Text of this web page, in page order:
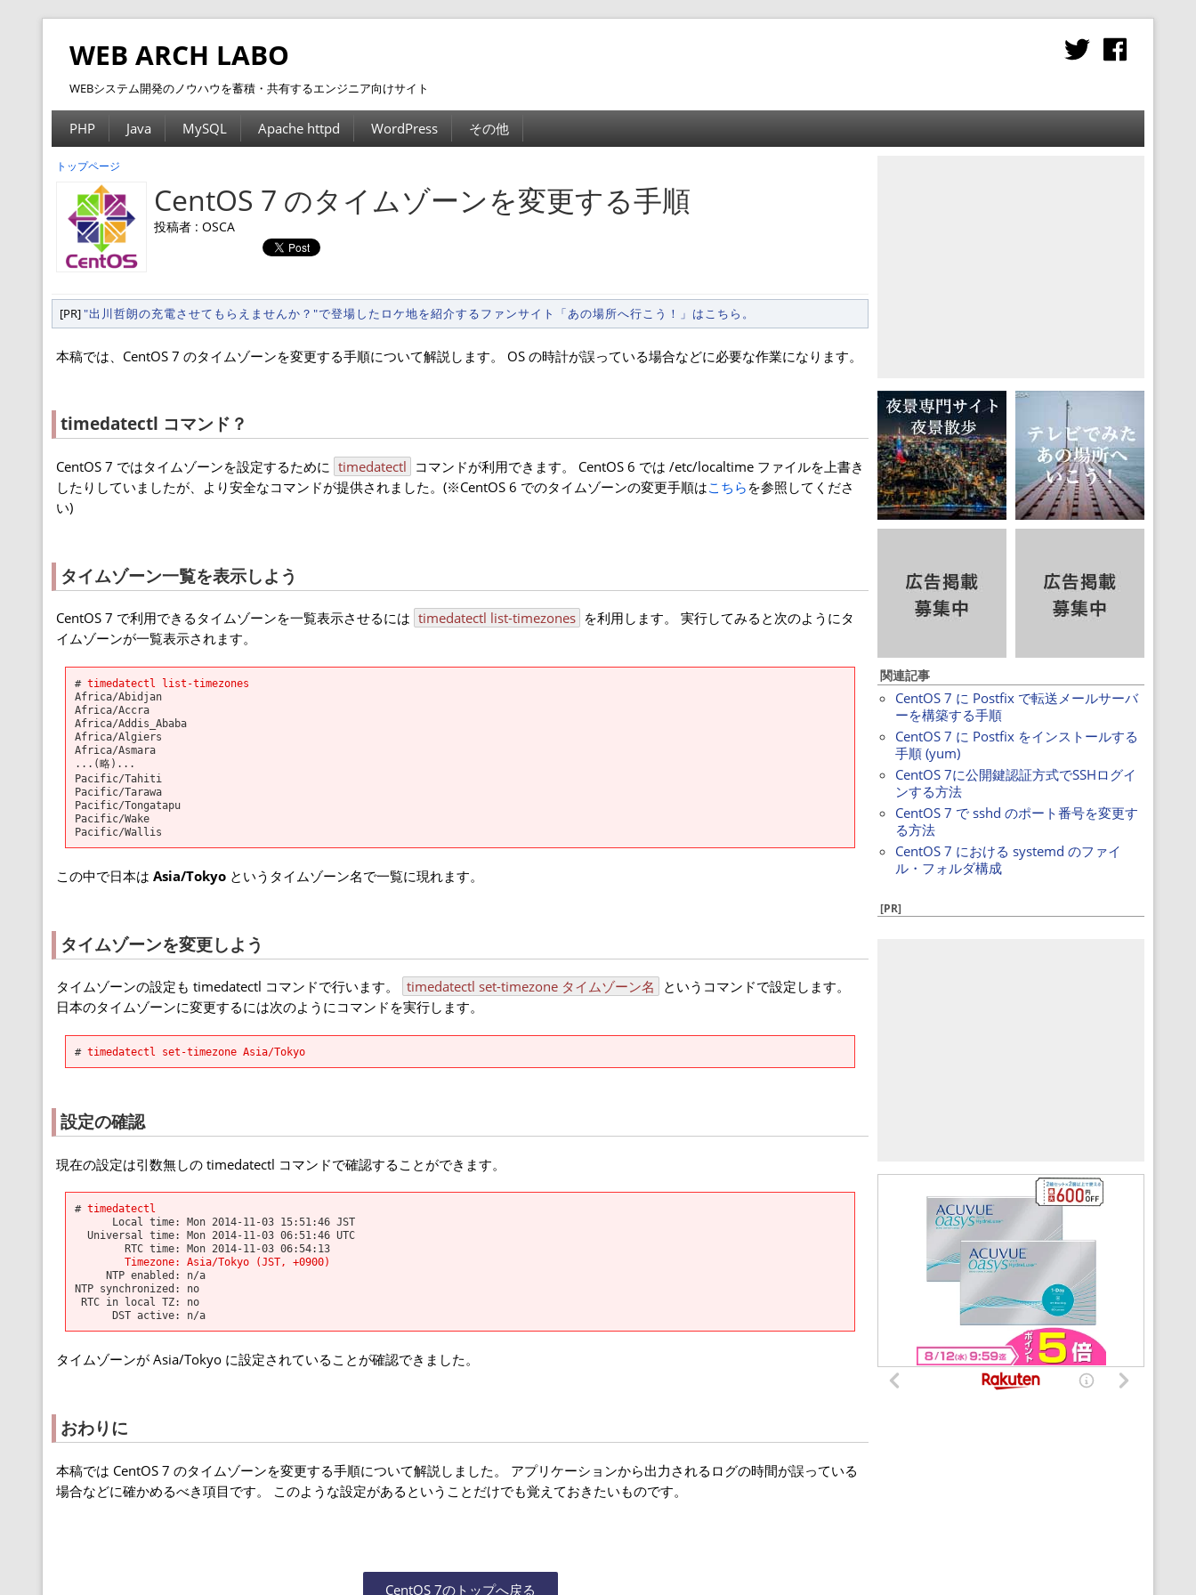
WEB ARCH LABO
WEBシステム開発のノウハウを蓄積・共有するエンジニア向けサイト
PHP Java MySQL Apache httpd WordPress その他
トップページ
CentOS 7 のタイムゾーンを変更する手順
投稿者 : OSCA
[PR]"出川哲朗の充電させてもらえませんか？"で登場したロケ地を紹介するファンサイト「あの場所へ行こう！」はこちら。
本稿では、CentOS 7 のタイムゾーンを変更する手順について解説します。 OS の時計が誤っている場合などに必要な作業になります。
timedatectl コマンド？
CentOS 7 ではタイムゾーンを設定するために timedatectl コマンドが利用できます。 CentOS 6 では /etc/localtime ファイルを上書き
したりしていましたが、より安全なコマンドが提供されました。(※CentOS 6 でのタイムゾーンの変更手順はこちら を参照してくださ
い)
タイムゾーン一覧を表示しよう
CentOS 7 で利用できるタイムゾーンを一覧表示させるには timedatectl list-timezones を利用します。 実行してみると次のようにタ
イムゾーンが一覧表示されます。
# timedatectl list-timezones
Africa/Abidjan
Africa/Accra
Africa/Addis_Ababa
Africa/Algiers
Africa/Asmara
...(略)...
Pacific/Tahiti
Pacific/Tarawa
Pacific/Tongatapu
Pacific/Wake
Pacific/Wallis
この中で日本は Asia/Tokyo というタイムゾーン名で一覧に現れます。
タイムゾーンを変更しよう
タイムゾーンの設定も timedatectl コマンドで行います。 timedatectl set-timezone タイムゾーン名
というコマンドで設定します。
日本のタイムゾーンに変更するには次のようにコマンドを実行します。
# timedatectl set-timezone Asia/Tokyo
設定の確認
現在の設定は引数無しの timedatectl コマンドで確認することができます。
# timedatectl
Local time: Mon 2014-11-03 15:51:46 JST
Universal time: Mon 2014-11-03 06:51:46 UTC
RTC time: Mon 2014-11-03 06:54:13
Timezone: Asia/Tokyo (JST, +0900)
NTP enabled: n/a
NTP synchronized: no
RTC in local TZ: no
DST active: n/a
タイムゾーンが Asia/Tokyo に設定されていることが確認できました。
おわりに
本稿では CentOS 7 のタイムゾーンを変更する手順について解説しました。 アプリケーションから出力されるログの時間が誤っている
場合などに確かめるべき項目です。 このような設定があるということだけでも覚えておきたいものです。
CentOS 7のトップへ戻る
関連記事
CentOS 7 に Postfix で転送メールサーバ
ーを構築する手順
CentOS 7 に Postfix をインストールする
手順 (yum)
CentOS 7に公開鍵認証方式でSSHログイ
ンする方法
CentOS 7 で sshd のポート番号を変更す
る方法
CentOS 7 における systemd のファイ
ル・フォルダ構成
[PR]